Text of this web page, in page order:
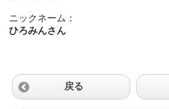
ニックネーム：
ひろみんさん
戻る